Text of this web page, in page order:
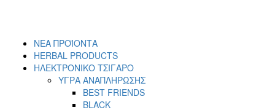
ΝΕΑ ΠΡΟΪΟΝΤΑ
HERBAL PRODUCTS
ΗΛΕΚΤΡΟΝΙΚΟ ΤΣΙΓΑΡΟ
ΥΓΡΑ ΑΝΑΠΛΗΡΩΣΗΣ
BEST FRIENDS
BLACK